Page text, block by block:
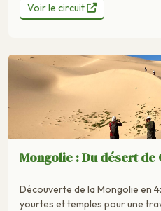
Voir le circuit
Mongolie : Du désert de
Découverte de la Mongolie en
yourtes et temples pour une